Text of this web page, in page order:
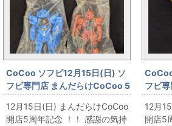
CoCoo ソフビ12月15日(日) ソ
フビ専門店 まんだらけCoCoo 5
周年記念 「D/G グフ＆シャア専
用旧ザク(THE ORIGIN)」
12月15日(日) まんだらけCoCoo
開店5周年記念 ！！ 感謝の気持
フビ
周年記
12月
開店5